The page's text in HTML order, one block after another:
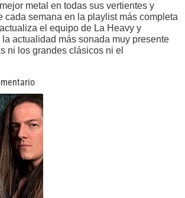
metal en todas sus vertientes y
cada semana en la playlist más completa
el equipo de La Heavy y
actualidad más sonada muy presente
ni los grandes clásicos ni el